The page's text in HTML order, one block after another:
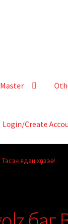
Login/Create
ядан хүлээе!